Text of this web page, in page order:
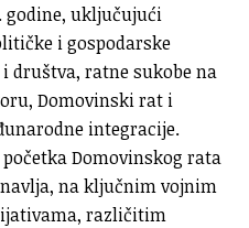
godine, uključujući
i gospodarske
društva, ratne sukobe na
Domovinski rat i
integracije.
Domovinskog rata
na ključnim vojnim
različitim